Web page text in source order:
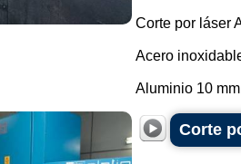
Corte por láser
Acero
Aluminio 10
Corte